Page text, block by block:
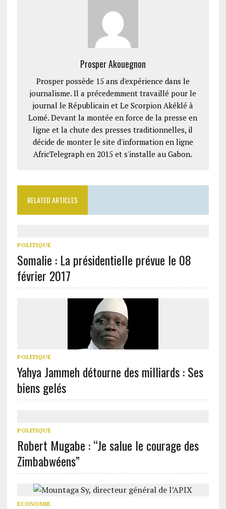
Prosper Akouegnon
Prosper possède 15 ans d'expérience dans le
journalisme. Il a précedemment travaillé pour le
journal le Républicain et Le Scorpion Akéklé à
Lomé. Devant la montée en force de la presse en
ligne et la chute des presses traditionnelles, il
décide de monter le site d'information en ligne
AfricTelegraph en 2015 et s'installe au Gabon.
RELATED ARTICLES
POLITIQUE
Somalie : La présidentielle prévue le 08
février 2017
POLITIQUE
Yahya Jammeh détourne des milliards : Ses
biens gelés
POLITIQUE
Robert Mugabe : “Je salue le courage des
Zimbabwéens”
ECONOMIE